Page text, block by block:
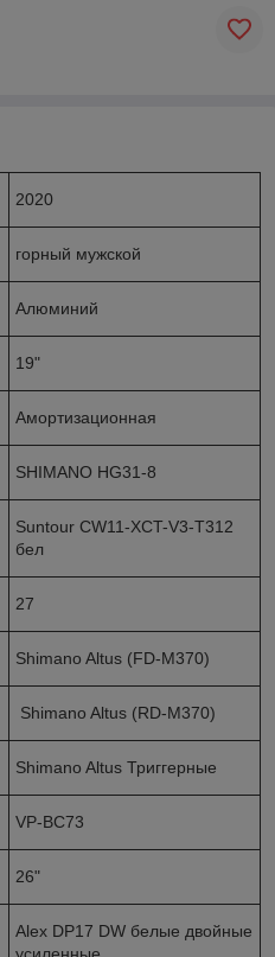
2020
горный мужской
Алюминий
19"
Амортизационная
SHIMANO HG31-8
Suntour CW11-XCT-V3-T312
бел
27
Shimano Altus (FD-M370)
Shimano Altus (RD-M370)
Shimano Altus Триггерные
VP-BC73
26"
Alex DP17 DW белые двойные
усиленные